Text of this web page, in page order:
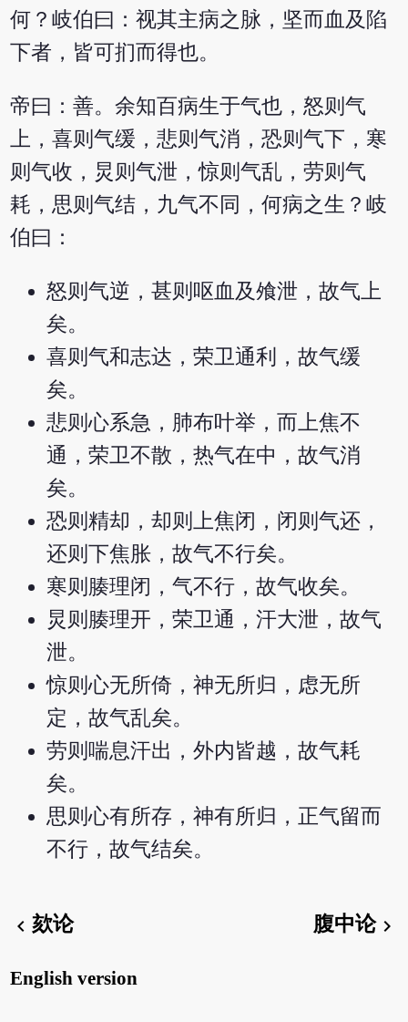
何？岐伯曰：视其主病之脉，坚而血及陷
下者，皆可扪而得也。
帝曰：善。余知百病生于气也，怒则气
上，喜则气缓，悲则气消，恐则气下，寒
则气收，炅则气泄，惊则气乱，劳则气
耗，思则气结，九气不同，何病之生？岐
伯曰：
怒则气逆，甚则呕血及飧泄，故气上
矣。
喜则气和志达，荣卫通利，故气缓
矣。
悲则心系急，肺布叶举，而上焦不
通，荣卫不散，热气在中，故气消
矣。
恐则精却，却则上焦闭，闭则气还，
还则下焦胀，故气不行矣。
寒则腠理闭，气不行，故气收矣。
炅则腠理开，荣卫通，汗大泄，故气
泄。
惊则心无所倚，神无所归，虑无所
定，故气乱矣。
劳则喘息汗出，外内皆越，故气耗
矣。
思则心有所存，神有所归，正气留而
不行，故气结矣。
chevron_left欬论 腹中论chevron_right
English version